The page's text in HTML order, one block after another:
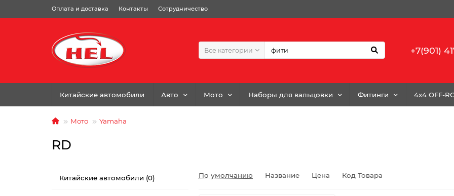
Оплата и доставка Контакты Сотрудничество
Все категории +7(901)
Китайские автомобили Авто Мото Наборы для вальцовки Фитинги 4x4 OFF-
Мото Yamaha
RD
Китайские автомобили (0) По умолчанию Название Цена Код Товара